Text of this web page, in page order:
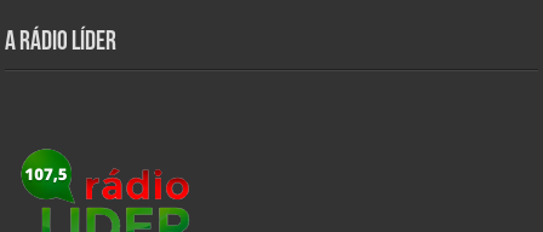
A Rádio Líder